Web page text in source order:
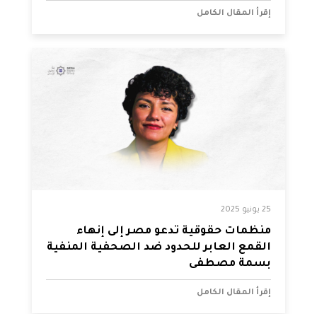
إقرأ المقال الكامل
25 يونيو 2025
منظمات حقوقية تدعو مصر إلى إنهاء
القمع العابر للحدود ضد الصحفية المنفية
بسمة مصطفى
إقرأ المقال الكامل